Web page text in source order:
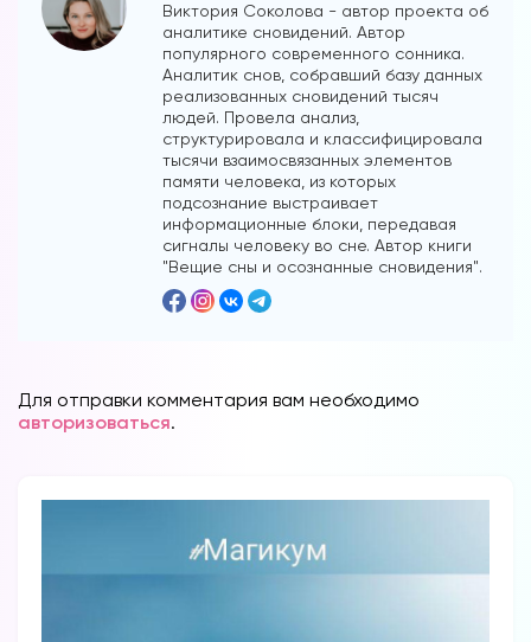
Виктория Соколова - автор проекта об
аналитике сновидений. Автор
популярного современного сонника.
Аналитик снов, собравший базу данных
реализованных сновидений тысяч
людей. Провела анализ,
структурировала и классифицировала
тысячи взаимосвязанных элементов
памяти человека, из которых
подсознание выстраивает
информационные блоки, передавая
сигналы человеку во сне. Автор книги
"Вещие сны и осознанные сновидения".
Для отправки комментария вам необходимо
авторизоваться.